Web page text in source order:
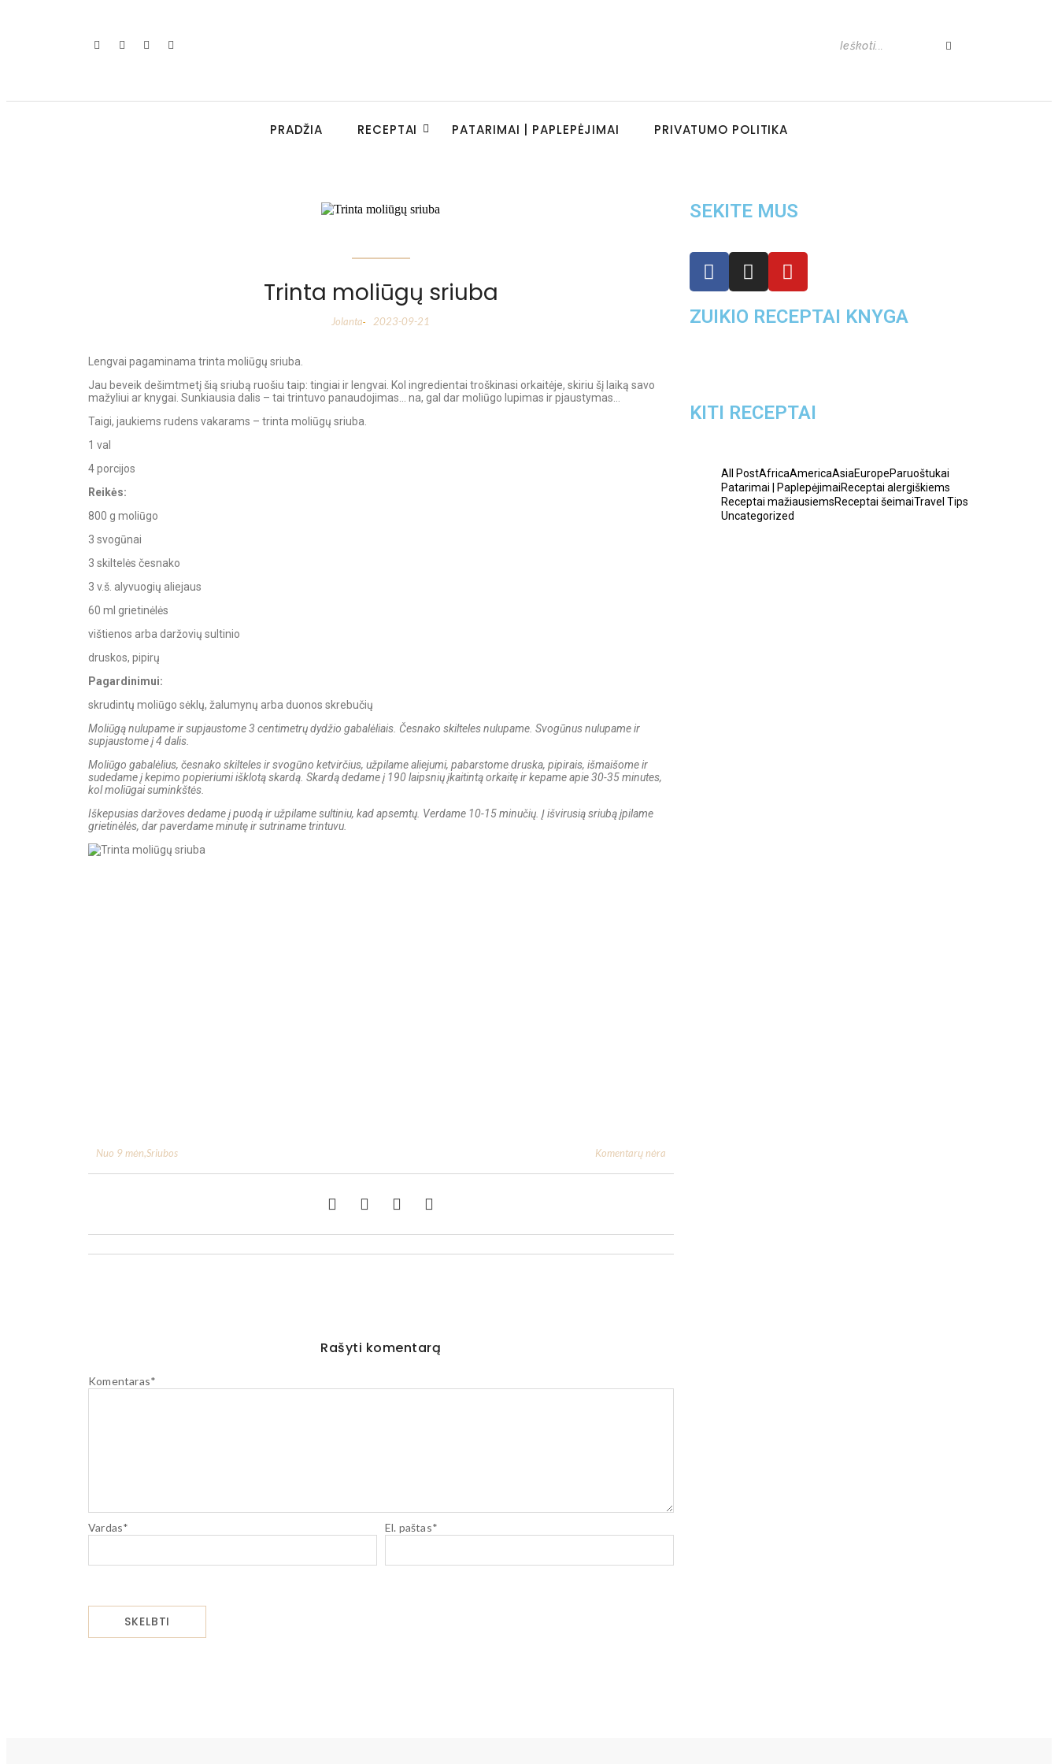
PRADŽIA RECEPTAI PATARIMAI | PAPLEPĖJIMAI PRIVATUMO POLITIKA
Trinta moliūgų sriuba
Jolanta- 2023-09-21
Lengvai pagaminama trinta moliūgų sriuba.
Jau beveik dešimtmetį šią sriubą ruošiu taip: tingiai ir lengvai. Kol ingredientai troškinasi orkaitėje, skiriu šį laiką savo
mažyliui ar knygai. Sunkiausia dalis – tai trintuvo panaudojimas… na, gal dar moliūgo lupimas ir pjaustymas…
Taigi, jaukiems rudens vakarams – trinta moliūgų sriuba.
1 val
4 porcijos
Reikės:
800 g moliūgo
3 svogūnai
3 skiltelės česnako
3 v.š. alyvuogių aliejaus
60 ml grietinėlės
vištienos arba daržovių sultinio
druskos, pipirų
Pagardinimui:
skrudintų moliūgo sėklų, žalumynų arba duonos skrebučių
Moliūgą nulupame ir supjaustome 3 centimetrų dydžio gabalėliais. Česnako skilteles nulupame. Svogūnus nulupame ir
supjaustome į 4 dalis.
Moliūgo gabalėlius, česnako skilteles ir svogūno ketvirčius, užpilame aliejumi, pabarstome druska, pipirais, išmaišome ir
sudedame į kepimo popieriumi išklotą skardą. Skardą dedame į 190 laipsnių įkaitintą orkaitę ir kepame apie 30-35 minutes,
kol moliūgai suminkštės.
Iškepusias daržoves dedame į puodą ir užpilame sultiniu, kad apsemtų. Verdame 10-15 minučių. Į išvirusią sriubą įpilame
grietinėlės, dar paverdame minutę ir sutriname trintuvu.
Nuo 9 mėn,Sriubos Komentarų nėra
Rašyti komentarą
Komentaras*
Vardas* El. paštas*
SEKITE MUS
ZUIKIO RECEPTAI KNYGA
KITI RECEPTAI
All PostAfricaAmericaAsiaEuropeParuoštukai
Patarimai | PaplepėjimaiReceptai alergiškiems
Receptai mažiausiemsReceptai šeimaiTravel Tips
Uncategorized